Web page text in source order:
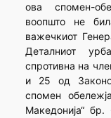
ова спомен-
воопшто не
важечкиот
Деталниот
спротивна на
и 25 од
спомен
Македонија“